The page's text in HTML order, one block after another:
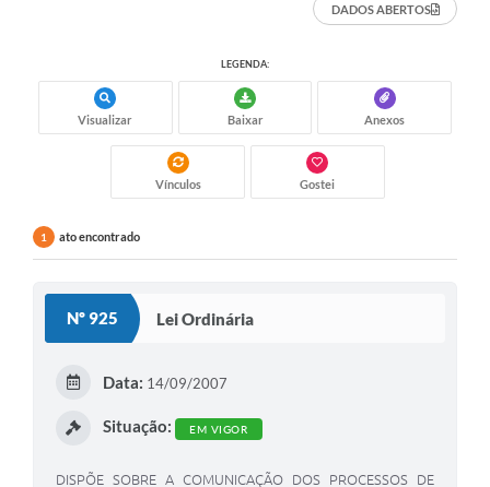
DADOS ABERTOS
LEGENDA:
Visualizar Baixar Anexos
Vínculos Gostei
1 ato encontrado
Nº 925 Lei Ordinária
Data: 14/09/2007
Situação: EM VIGOR
DISPÕE SOBRE A COMUNICAÇÃO DOS PROCESSOS DE